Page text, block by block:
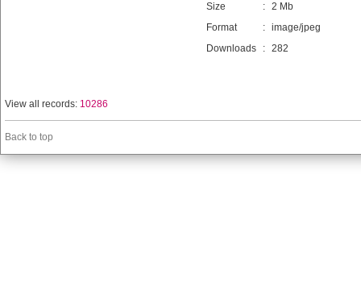
Size
: 2 Mb
Format
: image/jpeg
Downloads
: 282
View all records: 10286
Back to top